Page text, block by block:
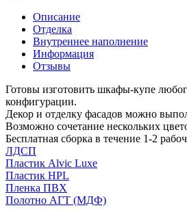
Описание
Отделка
Внутреннее наполнение
Информация
Отзывы
Готовы изготовить шкафы-купе
конфигурации.
Декор и отделку фасадов можно
Возможно сочетание нескольких
Бесплатная сборка в течение 1-2
ЛДСП
Пластик Alvic Luxe
Пластик HPL
Пленка ПВХ
Полотно АГТ (МДФ)